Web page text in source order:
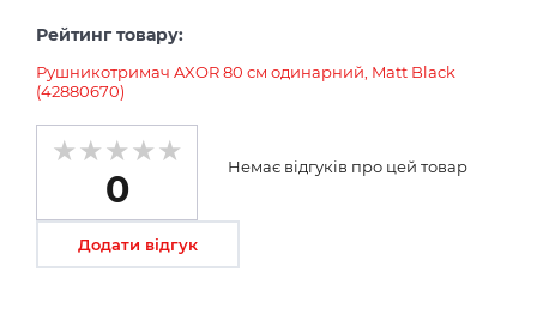
Рейтинг товару:
Рушникотримач AXOR 80 см одинарний, Matt Black
(42880670)
0
Немає відгуків про цей товар
Додати відгук